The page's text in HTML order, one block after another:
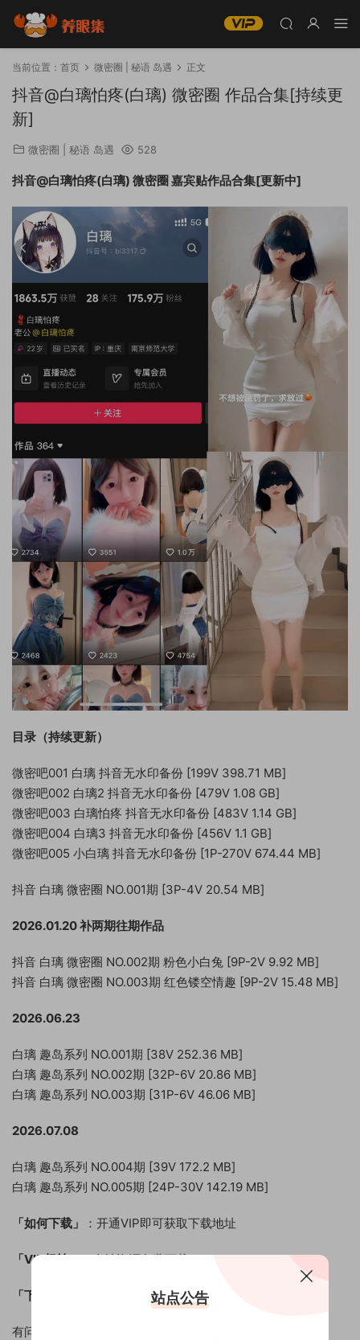
当前位置： 首页 微密圈 | 秘语 岛遇 正文
抖音@白璃怕疼(白璃) 微密圈 作品合集[持续更
新]
微密圈 | 秘语 岛遇 528
抖音@白璃怕疼(白璃) 微密圈 嘉宾贴作品合集[更新中]
目录（持续更新）
微密吧001 白璃 抖音无水印备份 [199V 398.71 MB]
微密吧002 白璃2 抖音无水印备份 [479V 1.08 GB]
微密吧003 白璃怕疼 抖音无水印备份 [483V 1.14 GB]
微密吧004 白璃3 抖音无水印备份 [456V 1.1 GB]
微密吧005 小白璃 抖音无水印备份 [1P-270V 674.44 MB]
抖音 白璃 微密圈 NO.001期 [3P-4V 20.54 MB]
2026.01.20 补两期往期作品
抖音 白璃 微密圈 NO.002期 粉色小白兔 [9P-2V 9.92 MB]
抖音 白璃 微密圈 NO.003期 红色镂空情趣 [9P-2V 15.48 MB]
2026.06.23
白璃 趣岛系列 NO.001期 [38V 252.36 MB]
白璃 趣岛系列 NO.002期 [32P-6V 20.86 MB]
白璃 趣岛系列 NO.003期 [31P-6V 46.06 MB]
2026.07.08
白璃 趣岛系列 NO.004期 [39V 172.2 MB]
白璃 趣岛系列 NO.005期 [24P-30V 142.19 MB]
「如何下载」 ：开通VIP即可获取下载地址
「VIP权益」：全站资源免费下载！
「下载方式」 ：百度云网盘，
有问题联系客服QQ：1125247970 请备注：七图社
站点公告